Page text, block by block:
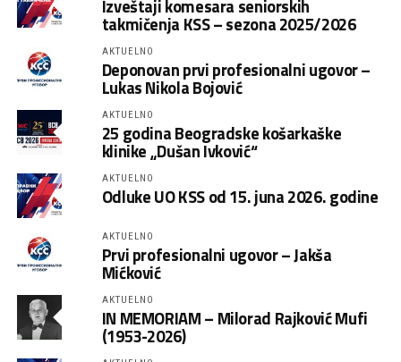
Izveštaji komesara seniorskih
takmičenja KSS – sezona 2025/2026
AKTUELNO
Deponovan prvi profesionalni ugovor –
Lukas Nikola Bojović
AKTUELNO
25 godina Beogradske košarkaške
klinike „Dušan Ivković“
AKTUELNO
Odluke UO KSS od 15. juna 2026. godine
AKTUELNO
Prvi profesionalni ugovor – Jakša
Mićković
AKTUELNO
IN MEMORIAM – Milorad Rajković Mufi
(1953-2026)